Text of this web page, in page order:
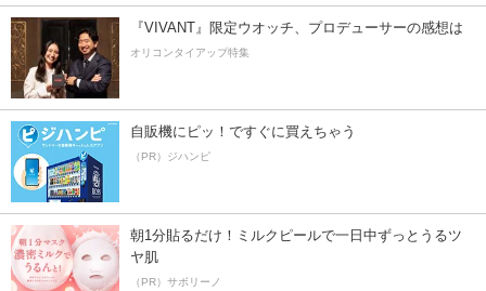
『VIVANT』限定ウオッチ、プロデューサーの感想は
オリコンタイアップ特集
自販機にピッ！ですぐに買えちゃう
（PR）ジハンピ
朝1分貼るだけ！ミルクピールで一日中ずっとうるツ
ヤ肌
（PR）サボリーノ